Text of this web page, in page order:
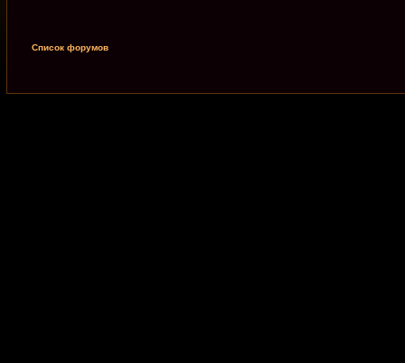
Список форумов